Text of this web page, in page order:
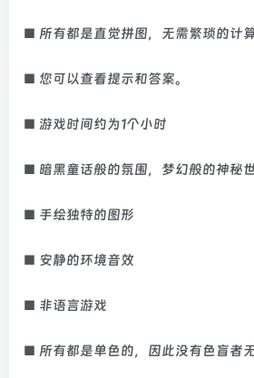
■ 所有都是直觉拼图，无需繁琐的计算
■ 您可以查看提示和答案。
■ 游戏时间约为1个小时
■ 暗黑童话般的氛围，梦幻般的神秘
■ 手绘独特的图形
■ 安静的环境音效
■ 非语言游戏
■ 所有都是单色的，因此没有色盲者